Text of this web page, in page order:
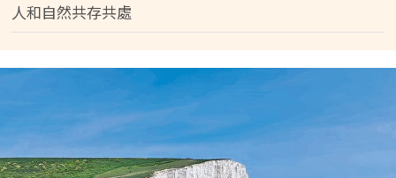
人和自然共存共處